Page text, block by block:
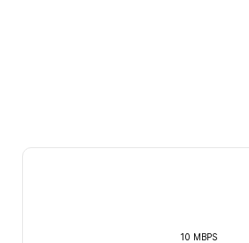
10 MBPS